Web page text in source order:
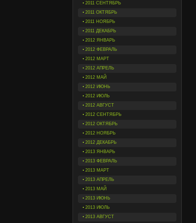
2011 СЕНТЯБРЬ
2011 ОКТЯБРЬ
2011 НОЯБРЬ
2011 ДЕКАБРЬ
2012 ЯНВАРЬ
2012 ФЕВРАЛЬ
2012 МАРТ
2012 АПРЕЛЬ
2012 МАЙ
2012 ИЮНЬ
2012 ИЮЛЬ
2012 АВГУСТ
2012 СЕНТЯБРЬ
2012 ОКТЯБРЬ
2012 НОЯБРЬ
2012 ДЕКАБРЬ
2013 ЯНВАРЬ
2013 ФЕВРАЛЬ
2013 МАРТ
2013 АПРЕЛЬ
2013 МАЙ
2013 ИЮНЬ
2013 ИЮЛЬ
2013 АВГУСТ